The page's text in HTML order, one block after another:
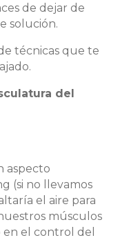
de dejar de
solución.
técnicas que te
del
aspecto
(si no llevamos
el aire para
músculos
el control del